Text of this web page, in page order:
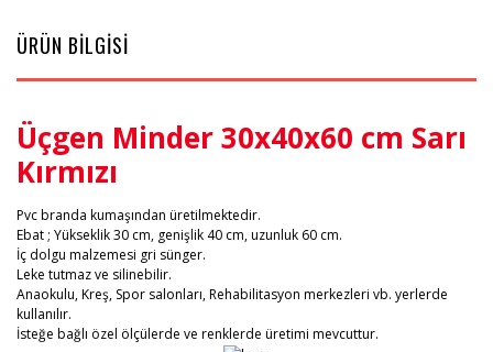
ÜRÜN BİLGİSİ
Üçgen Minder 30x40x60 cm Sarı
Kırmızı
Pvc branda kumaşından üretilmektedir.
Ebat ; Yükseklik 30 cm, genişlik 40 cm, uzunluk 60 cm.
İç dolgu malzemesi gri sünger.
Leke tutmaz ve silinebilir.
Anaokulu, Kreş, Spor salonları, Rehabilitasyon merkezleri vb. yerlerde
kullanılır.
İsteğe bağlı özel ölçülerde ve renklerde üretimi mevcuttur.